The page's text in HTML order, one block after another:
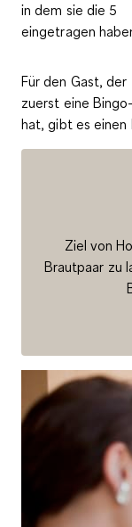
in dem sie die 5
eingetragen
Für den Gast, der
zuerst eine
hat, gibt es einen
Ziel von
Brautpaar zu